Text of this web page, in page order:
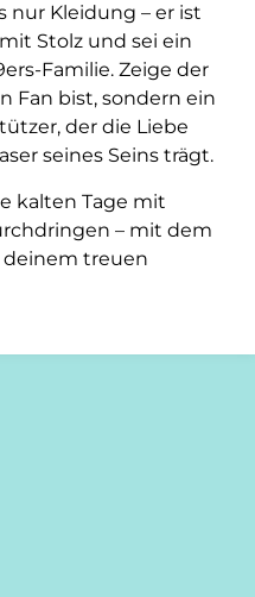
nur Kleidung – er ist
Stolz und sei ein
Familie. Zeige der
Fan bist, sondern ein
der die Liebe
seines Seins trägt.
kalten Tage mit
– mit dem
deinem treuen